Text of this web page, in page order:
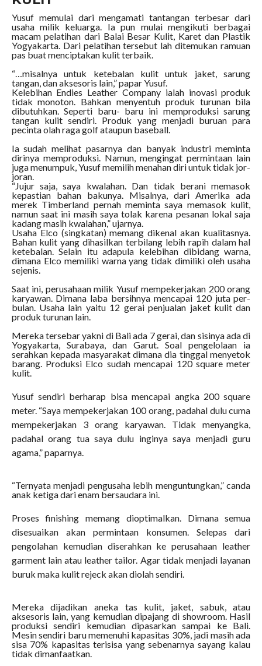
Yusuf memulai dari mengamati tantangan terbesar dari
usaha milik keluarga. Ia pun mulai mengikuti berbagai
macam pelatihan dari Balai Besar Kulit, Karet dan Plastik
Yogyakarta. Dari pelatihan tersebut lah ditemukan ramuan
pas buat menciptakan kulit terbaik.
“…misalnya untuk ketebalan kulit untuk jaket, sarung
tangan, dan aksesoris lain,” papar Yusuf.
Kelebihan Endies Leather Company ialah inovasi produk
tidak monoton. Bahkan menyentuh produk turunan bila
dibutuhkan. Seperti baru- baru ini memproduksi sarung
tangan kulit sendiri. Produk yang menjadi buruan para
pecinta olah raga golf ataupun baseball.
Ia sudah melihat pasarnya dan banyak industri meminta
dirinya memproduksi. Namun, mengingat permintaan lain
juga menumpuk, Yusuf memilih menahan diri untuk tidak jor-
joran.
“Jujur saja, saya kwalahan. Dan tidak berani memasok
kepastian bahan bakunya. Misalnya, dari Amerika ada
merek Timberland pernah meminta saya memasok kulit,
namun saat ini masih saya tolak karena pesanan lokal saja
kadang masih kwalahan,” ujarnya.
Usaha Elco (singkatan) memang dikenal akan kualitasnya.
Bahan kulit yang dihasilkan terbilang lebih rapih dalam hal
ketebalan. Selain itu adapula kelebihan dibidang warna,
dimana Elco memiliki warna yang tidak dimiliki oleh usaha
sejenis.
Saat ini, perusahaan milik Yusuf mempekerjakan 200 orang
karyawan. Dimana laba bersihnya mencapai 120 juta per-
bulan. Usaha lain yaitu 12 gerai penjualan jaket kulit dan
produk turunan lain.
Mereka tersebar yakni di Bali ada 7 gerai, dan sisinya ada di
Yogyakarta, Surabaya, dan Garut. Soal pengelolaan ia
serahkan kepada masyarakat dimana dia tinggal menyetok
barang. Produksi Elco sudah mencapai 120 square meter
kulit.
Yusuf sendiri berharap bisa mencapai angka 200 square
meter. “Saya mempekerjakan 100 orang, padahal dulu cuma
mempekerjakan 3 orang karyawan. Tidak menyangka,
padahal orang tua saya dulu inginya saya menjadi guru
agama,” paparnya.
“Ternyata menjadi pengusaha lebih menguntungkan,” canda
anak ketiga dari enam bersaudara ini.
Proses finishing memang dioptimalkan. Dimana semua
disesuaikan akan permintaan konsumen. Selepas dari
pengolahan kemudian diserahkan ke perusahaan leather
garment lain atau leather tailor. Agar tidak menjadi layanan
buruk maka kulit rejeck akan diolah sendiri.
Mereka dijadikan aneka tas kulit, jaket, sabuk, atau
aksesoris lain, yang kemudian dipajang di showroom. Hasil
produksi sendiri kemudian dipasarkan sampai ke Bali.
Mesin sendiri baru memenuhi kapasitas 30%, jadi masih ada
sisa 70% kapasitas terisisa yang sebenarnya sayang kalau
tidak dimanfaatkan.